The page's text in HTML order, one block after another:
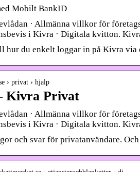
Mobilt BankID
· Allmänna villkor för
i Kivra · Digitala kvitton.
hur du enkelt loggar in på Kivra via
› privat › hjalp
Kivra Privat
· Allmänna villkor för
i Kivra · Digitala kvitton.
och svar för privatanvändare.